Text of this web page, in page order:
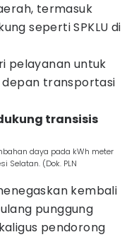
termasuk
seperti SPKLU di
pelayanan untuk
transportasi
transisis
daya pada kWh meter
Selatan. (Dok. PLN
kembali
punggung
pendorong